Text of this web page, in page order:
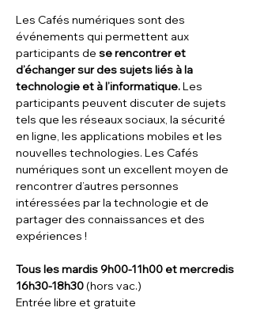
Les Cafés numériques sont des
événements qui permettent aux
participants de se rencontrer et
d’échanger sur des sujets liés à la
technologie et à l’informatique. Les
participants peuvent discuter de sujets
tels que les réseaux sociaux, la sécurité
en ligne, les applications mobiles et les
nouvelles technologies. Les Cafés
numériques sont un excellent moyen de
rencontrer d’autres personnes
intéressées par la technologie et de
partager des connaissances et des
expériences !
Tous les mardis 9h00-11h00 et mercredis
16h30-18h30 (hors vac.)
Entrée libre et gratuite